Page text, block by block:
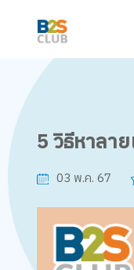
5 วิธีหาลา
03 พ.ค. 67